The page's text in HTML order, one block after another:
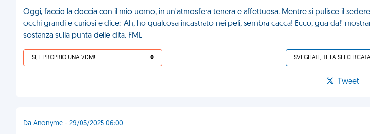
Oggi, faccio la doccia con il mio uomo, in un'atmosfera tenera e affettuosa. Mentre si pulisce il
occhi grandi e curiosi e dice: 'Ah, ho qualcosa incastrato nei peli, sembra cacca! Ecco, guarda!'
sostanza sulla punta delle dita. FML
SÌ, È PROPRIO UNA VDM! 0 SVEGLIATI, TE LA SEI
Tweet
Da Anonyme - 29/05/2025 06:00